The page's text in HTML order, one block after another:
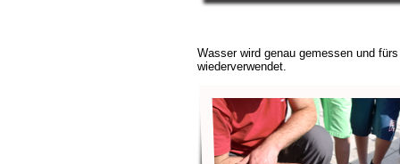
Wasser wird genau gemessen und
wiederverwendet.